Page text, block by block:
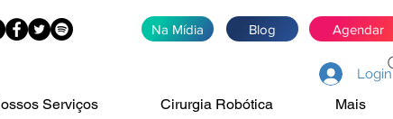
Na Mídia Blog Agendar
Login
Serviços Cirurgia Robótica Mais